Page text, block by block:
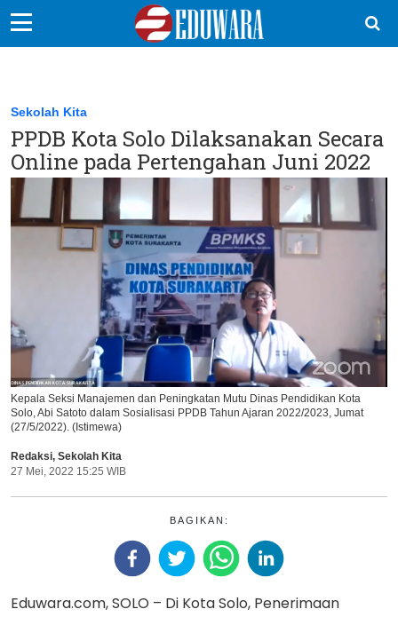
Sekolah Kita
Vokasi
Kampus
Idea
Ikuti Kami di:
Sekolah Kita
PPDB Kota Solo Dilaksanakan Secara
Online pada Pertengahan Juni 2022
Kepala Seksi Manajemen dan Peningkatan Mutu Dinas Pendidikan Kota
Solo, Abi Satoto dalam Sosialisasi PPDB Tahun Ajaran 2022/2023, Jumat
(27/5/2022). (Istimewa)
Redaksi, Sekolah Kita
27 Mei, 2022 15:25 WIB
BAGIKAN:
Eduwara.com, SOLO – Di Kota Solo, Penerimaan